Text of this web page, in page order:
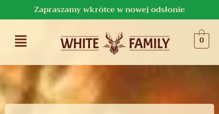
Zapraszamy wkrótce w nowej odsłonie
0